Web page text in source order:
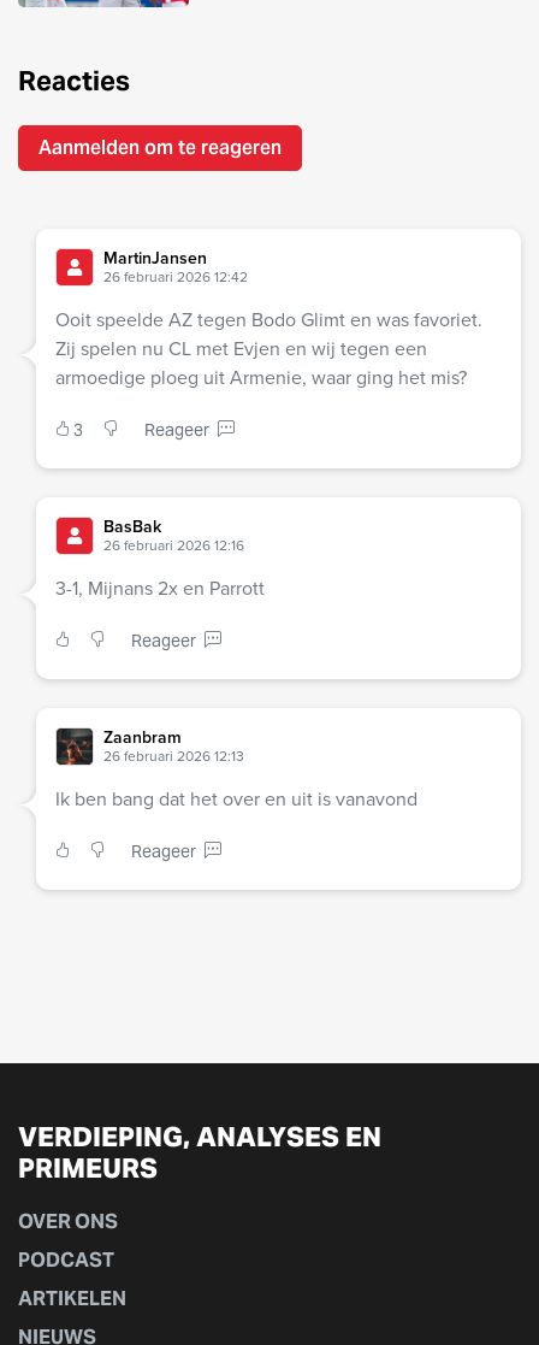
Reacties
Aanmelden om te reageren
MartinJansen
26 februari 2026 12:42
Ooit speelde AZ tegen Bodo Glimt en was favoriet.
Zij spelen nu CL met Evjen en wij tegen een
armoedige ploeg uit Armenie, waar ging het mis?
3 Reageer
BasBak
26 februari 2026 12:16
3-1, Mijnans 2x en Parrott
Reageer
Zaanbram
26 februari 2026 12:13
Ik ben bang dat het over en uit is vanavond
Reageer
VERDIEPING, ANALYSES EN
PRIMEURS
OVER ONS
PODCAST
ARTIKELEN
NIEUWS